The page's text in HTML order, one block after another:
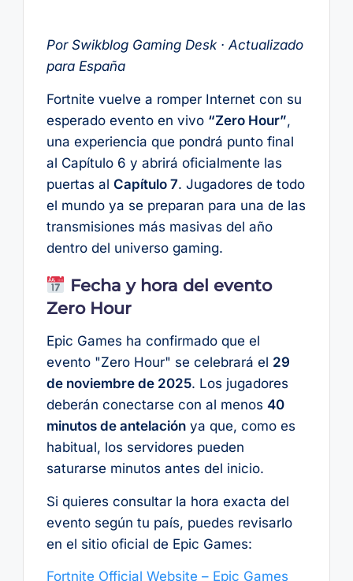
Por Swikblog Gaming Desk · Actualizado
para España
Fortnite vuelve a romper Internet con su
esperado evento en vivo “Zero Hour”,
una experiencia que pondrá punto final
al Capítulo 6 y abrirá oficialmente las
puertas al Capítulo 7. Jugadores de todo
el mundo ya se preparan para una de las
transmisiones más masivas del año
dentro del universo gaming.
Fecha y hora del evento
Zero Hour
Epic Games ha confirmado que el
evento "Zero Hour" se celebrará el 29
de noviembre de 2025. Los jugadores
deberán conectarse con al menos 40
minutos de antelaciónya que, como es
habitual, los servidores pueden
saturarse minutos antes del inicio.
Si quieres consultar la hora exacta del
evento según tu país, puedes revisarlo
en el sitio oficial de Epic Games:
Fortnite Official Website – Epic Games